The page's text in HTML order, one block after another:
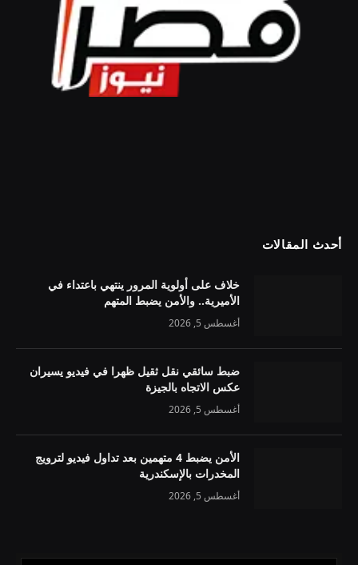
أحدث المقالات
خلاف على أولوية المرور ينتهي باعتداء في
الأميرية.. والأمن يضبط المتهم
أغسطس 5, 2026
ضبط سائقي نقل ثقيل ظهرا في فيديو يسيران
عكس الاتجاه بالجيزة
أغسطس 5, 2026
الأمن يضبط 4 متهمين بعد تداول فيديو لترويج
المخدرات بالإسكندرية
أغسطس 5, 2026